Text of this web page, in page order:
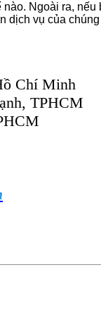
Ngoài ra,
dịch vụ của
Chí Minh
TPHCM